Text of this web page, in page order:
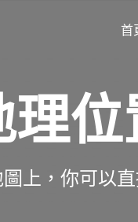
首
理位
上，你可以